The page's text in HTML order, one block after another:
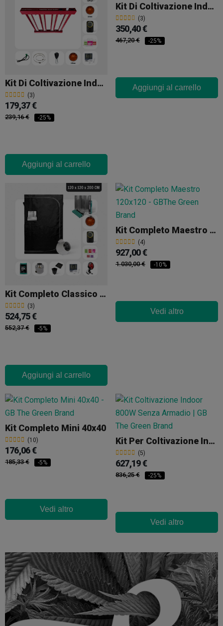
Kit Di Coltivazione Indoor 250W Senza Armadio
(3)
179,37 €
239,16 € -25%
Aggiungi al carrello
Kit Di Coltivazione Indoor 720W Senza Armadio
(3)
350,40 €
467,20 € -25%
Aggiungi al carrello
Kit Completo Classico 120x120
(3)
524,75 €
552,37 € -5%
Aggiungi al carrello
Kit Completo Maestro 120x120
(4)
927,00 €
1.030,00 € -10%
Vedi altro
Kit Completo Mini 40x40
(10)
176,06 €
185,33 € -5%
Vedi altro
Kit Per Coltivazione Indoor 800W Senza Armadio
(5)
627,19 €
836,25 € -25%
Vedi altro